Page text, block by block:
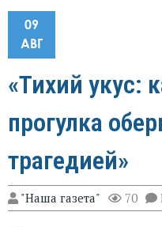
09
АВГ
«Тихий укус:
прогулка
трагедией»
"Наша газета" 70